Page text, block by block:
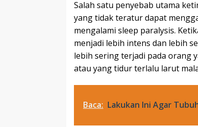
Salah satu penyebab utama
yang tidak teratur dapat
mengalami sleep paralysis.
menjadi lebih intens dan lebih
lebih sering terjadi pada orang
atau yang tidur terlalu larut
Baca: Lakukan Ini Agar